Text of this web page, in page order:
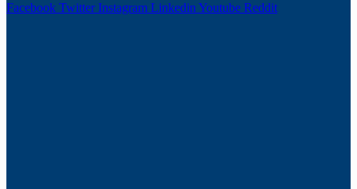
Facebook Twitter Instagram Linkedin Youtube Reddit